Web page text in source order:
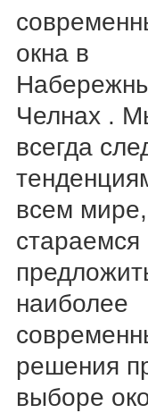
окна в
Челнах .
всегда
всем
наиболее
решения
выборе